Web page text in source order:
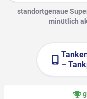
standortgenaue
minütlich
–